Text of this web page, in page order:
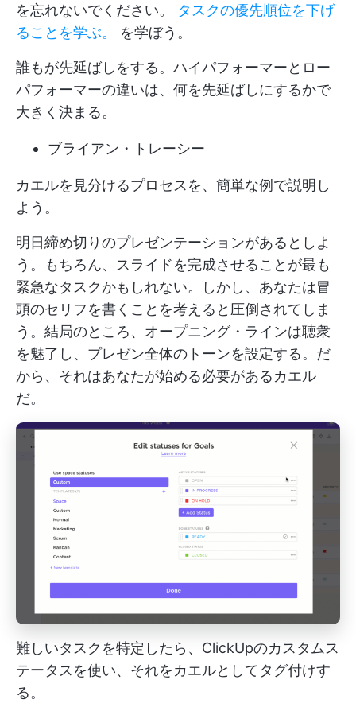
を忘れないでください。 タスクの優先順位を下げ
ることを学ぶ。
を学ぼう。
誰もが先延ばしをする。ハイパフォーマーとロー
パフォーマーの違いは、何を先延ばしにするかで
大きく決まる。
ブライアン・トレーシー
カエルを見分けるプロセスを、簡単な例で説明し
よう。
明日締め切りのプレゼンテーションがあるとしよ
う。もちろん、スライドを完成させることが最も
緊急なタスクかもしれない。しかし、あなたは冒
頭のセリフを書くことを考えると圧倒されてしま
う。結局のところ、オープニング・ラインは聴衆
を魅了し、プレゼン全体のトーンを設定する。だ
から、それはあなたが始める必要があるカエル
だ。
難しいタスクを特定したら、ClickUpのカスタムス
テータスを使い、それをカエルとしてタグ付けす
る。